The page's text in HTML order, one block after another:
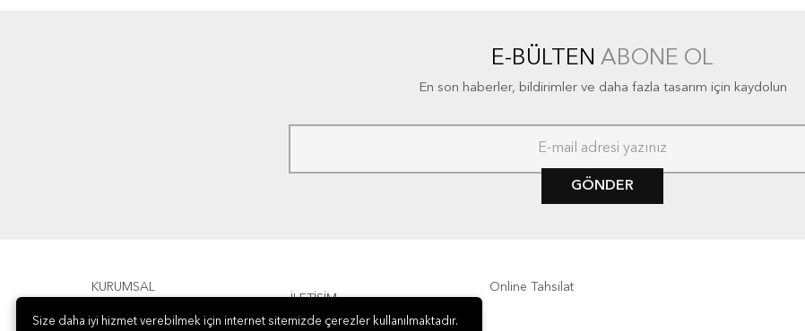
E-BÜLTEN ABONE OL
En son haberler, bildirimler ve daha fazla tasarım için kaydolun
GÖNDER
KURUMSAL
ÖDEME
İLETİŞİM
Online Tahsilat
Size daha iyi hizmet verebilmek için internet sitemizde çerezler kullanılmaktadır.